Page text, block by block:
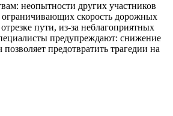
неопытности других участников
ограничивающих скорость дорожных
пути, из-за неблагоприятных
предупреждают: снижение
предотвратить трагедии на